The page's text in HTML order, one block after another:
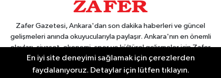
Zafer Gazetesi, Ankara'dan son dakika haberleri ve güncel
gelişmeleri anında okuyucularıyla paylaşır. Ankara'nın en önemli
olayları, siyaset, ekonomi, spor ve kültürel gelişmeler için Zafer
Gazetesi'ni takip edin. Başkentin güvendiği haber kaynağı.
En iyi site deneyimi sağlamak için çerezlerden
faydalanıyoruz. Detaylar için lütfen tıklayın.